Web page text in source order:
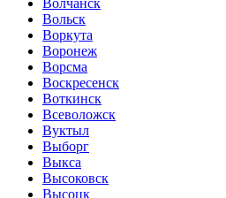
Волчанск
Вольск
Воркута
Воронеж
Ворсма
Воскресенск
Воткинск
Всеволожск
Вуктыл
Выборг
Выкса
Высоковск
Высоцк